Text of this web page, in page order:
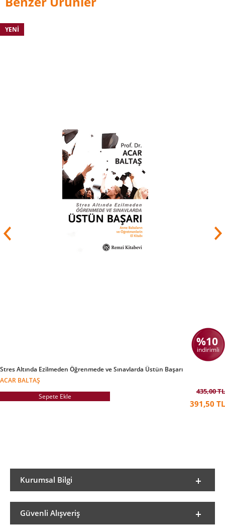
%10
indirimli
YENI
Stres Altında Ezilmeden Öğrenmede ve Sınavlarda Üstün Başarı
ACAR BALTAŞ
Sepete Ekle
435,00 TL
391,50 TL
Kurumsal Bilgi
Güvenli Alışveriş